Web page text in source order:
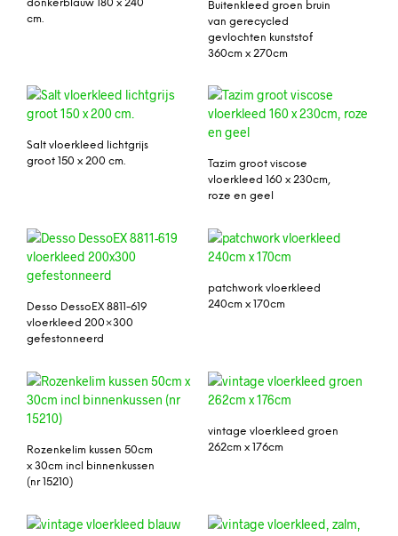
donkerblauw 180 x 240
cm.
Buitenkleed groen bruin
van gerecycled
gevlochten kunststof
360cm x 270cm
Salt vloerkleed lichtgrijs
groot 150 x 200 cm.
Tazim groot viscose
vloerkleed 160 x 230cm,
roze en geel
Desso DessoEX 8811-619
vloerkleed 200×300
gefestonneerd
patchwork vloerkleed
240cm x 170cm
Rozenkelim kussen 50cm
x 30cm incl binnenkussen
(nr 15210)
vintage vloerkleed groen
262cm x 176cm